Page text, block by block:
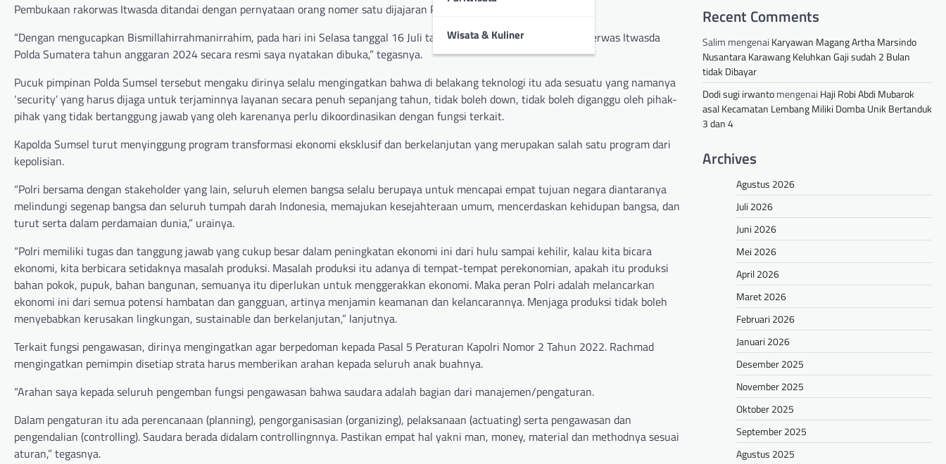
Wisata & Kuliner
Pembukaan rakorwas Itwasda ditandai dengan pernyataan orang nomer satu dijajaran Polda Sumsel tersebut.
“Dengan mengucapkan Bismillahirrahmanirrahim, pada hari ini Selasa tanggal 16 Juli tahun 2024, pukul 09.42 WIB, Rakerwas Itwasda
Polda Sumatera tahun anggaran 2024 secara resmi saya nyatakan dibuka,” tegasnya.
Pucuk pimpinan Polda Sumsel tersebut mengaku dirinya selalu mengingatkan bahwa di belakang teknologi itu ada sesuatu yang namanya
‘security’ yang harus dijaga untuk terjaminnya layanan secara penuh sepanjang tahun, tidak boleh down, tidak boleh diganggu oleh pihak-
pihak yang tidak bertanggung jawab yang oleh karenanya perlu dikoordinasikan dengan fungsi terkait.
Kapolda Sumsel turut menyinggung program transformasi ekonomi eksklusif dan berkelanjutan yang merupakan salah satu program dari
kepolisian.
“Polri bersama dengan stakeholder yang lain, seluruh elemen bangsa selalu berupaya untuk mencapai empat tujuan negara diantaranya
melindungi segenap bangsa dan seluruh tumpah darah Indonesia, memajukan kesejahteraan umum, mencerdaskan kehidupan bangsa, dan
turut serta dalam perdamaian dunia,” urainya.
“Polri memiliki tugas dan tanggung jawab yang cukup besar dalam peningkatan ekonomi ini dari hulu sampai kehilir, kalau kita bicara
ekonomi, kita berbicara setidaknya masalah produksi. Masalah produksi itu adanya di tempat-tempat perekonomian, apakah itu produksi
bahan pokok, pupuk, bahan bangunan, semuanya itu diperlukan untuk menggerakkan ekonomi. Maka peran Polri adalah melancarkan
ekonomi ini dari semua potensi hambatan dan gangguan, artinya menjamin keamanan dan kelancarannya. Menjaga produksi tidak boleh
menyebabkan kerusakan lingkungan, sustainable dan berkelanjutan,” lanjutnya.
Terkait fungsi pengawasan, dirinya mengingatkan agar berpedoman kepada Pasal 5 Peraturan Kapolri Nomor 2 Tahun 2022. Rachmad
mengingatkan pemimpin disetiap strata harus memberikan arahan kepada seluruh anak buahnya.
“Arahan saya kepada seluruh pengemban fungsi pengawasan bahwa saudara adalah bagian dari manajemen/pengaturan.
Dalam pengaturan itu ada perencanaan (planning), pengorganisasian (organizing), pelaksanaan (actuating) serta pengawasan dan
pengendalian (controlling). Saudara berada didalam controllingnnya. Pastikan empat hal yakni man, money, material dan methodnya sesuai
aturan,” tegasnya.
Recent Comments
Salim mengenai Karyawan Magang Artha Marsindo
Nusantara Karawang Keluhkan Gaji sudah 2 Bulan
tidak Dibayar
Dodi sugi irwantomengenai Haji Robi Abdi Mubarok
asal Kecamatan Lembang Miliki Domba Unik Bertanduk
3 dan 4
Archives
Agustus 2026
Juli 2026
Juni 2026
Mei 2026
April 2026
Maret 2026
Februari 2026
Januari 2026
Desember 2025
November 2025
Oktober 2025
September 2025
Agustus 2025